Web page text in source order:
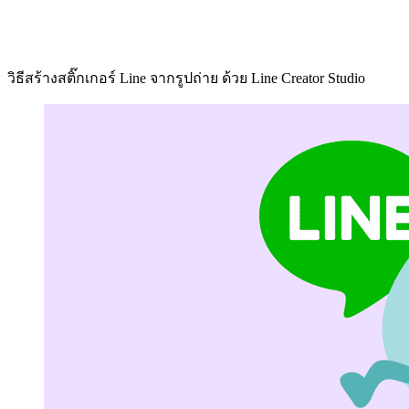
วิธีสร้างสติ๊กเกอร์ Line จากรูปถ่าย ด้วย Line Creator Studio